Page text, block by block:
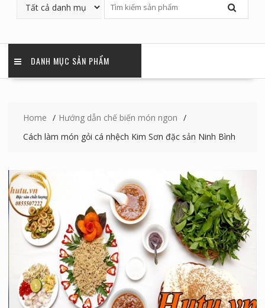
DANH MỤC SẢN PHẨM
Home
Hướng dẫn chế biến món ngon
Cách làm món gỏi cá nhệch Kim Sơn đặc sản Ninh Bình